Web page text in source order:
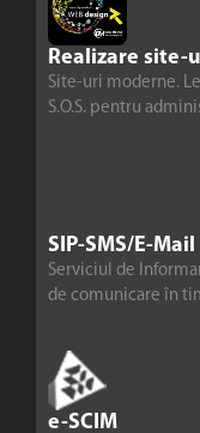
Realizare site-
Site-uri moderne.
S.O.S. pentru
SIP-SMS/E-Mail
Serviciul de
de comunicare în
e-SCIM